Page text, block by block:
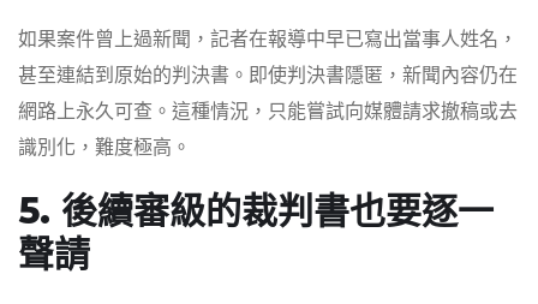
如果案件曾上過新聞，記者在報導中早已寫出當事人姓名，
甚至連結到原始的判決書。即使判決書隱匿，新聞內容仍在
網路上永久可查。這種情況，只能嘗試向媒體請求撤稿或去
識別化，難度極高。
5. 後續審級的裁判書也要逐一
聲請